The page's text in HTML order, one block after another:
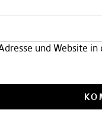
und Website